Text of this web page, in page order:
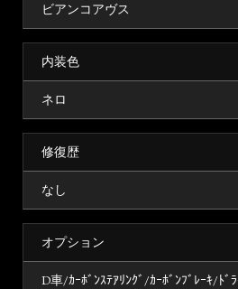
ビアンコアヴス
内装色
ネロ
修復歴
なし
オプション
D車/ｶｰﾎﾞﾝｽﾃｱﾘﾝｸﾞ/ｶｰﾎﾞﾝﾌﾞﾚｰｷ/ﾄﾞﾗ